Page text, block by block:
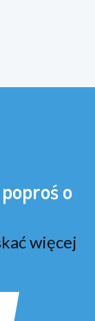
o
więcej